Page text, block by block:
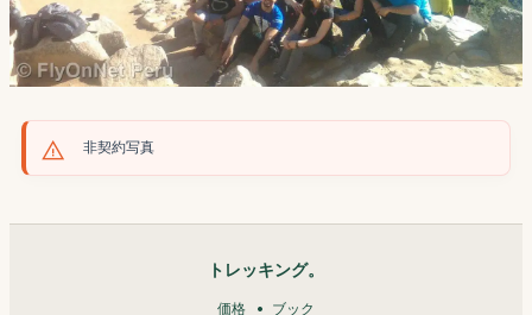
非契約写真
トレッキング。
価格 ブック